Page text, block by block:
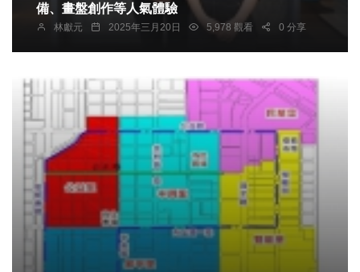
備、畫盤創作等人氣體驗
林獻元 2025年三月20日 5,978 觀看 0 分享